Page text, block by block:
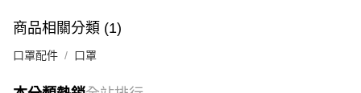
商品相關分類 (1)
口罩配件 口罩